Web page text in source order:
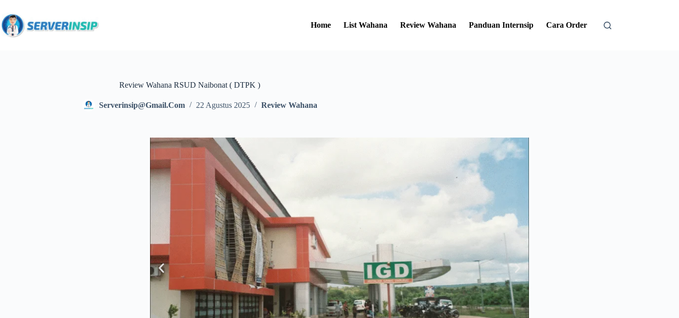
Home List Wahana Review Wahana Panduan Internsip Cara Order
Review Wahana RSUD Naibonat ( DTPK )
Serverinsip@gmail.com 22 Agustus 2025 Review Wahana
PKM NAIBONAT